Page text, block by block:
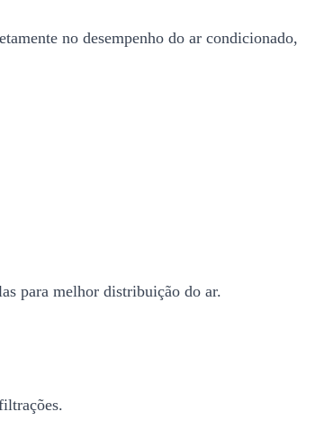
no desempenho do ar condicionado,
para melhor distribuição do ar.